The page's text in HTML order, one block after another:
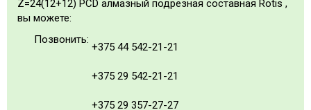
Z=24(12+12) PCD алмазный подрезная составная Rotis ,
вы можете:
Позвонить:
+375 44 542-21-21
+375 29 542-21-21
+375 29 357-27-27